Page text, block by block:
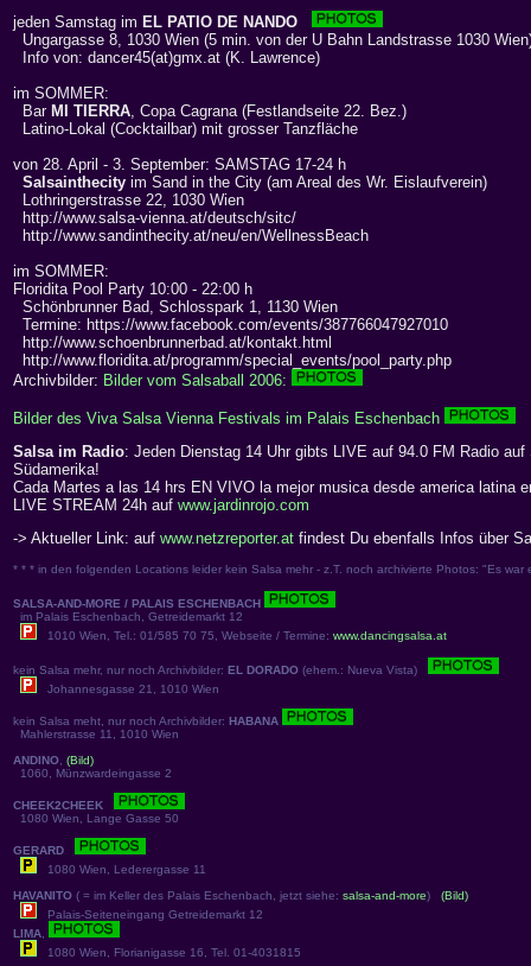
jeden Samstag im EL PATIO DE NANDO
Ungargasse 8, 1030 Wien (5 min. von der U Bahn Landstrasse 1030
Info von: dancer45(at)gmx.at (K. Lawrence)
im SOMMER:
Bar MI TIERRA, Copa Cagrana (Festlandseite 22. Bez.)
Latino-Lokal (Cocktailbar) mit grosser Tanzfläche
von 28. April - 3. September: SAMSTAG 17-24 h
Salsainthecity im Sand in the City (am Areal des Wr. Eislaufverein)
Lothringerstrasse 22, 1030 Wien
http://www.salsa-vienna.at/deutsch/sitc/
http://www.sandinthecity.at/neu/en/WellnessBeach
im SOMMER:
Floridita Pool Party 10:00 - 22:00 h
Schönbrunner Bad, Schlosspark 1, 1130 Wien
Termine: https://www.facebook.com/events/387766047927010
http://www.schoenbrunnerbad.at/kontakt.html
http://www.floridita.at/programm/special_events/pool_party.php
Archivbilder: Bilder vom Salsaball 2006:
Bilder des Viva Salsa Vienna Festivals im Palais Eschenbach
Salsa im Radio: Jeden Dienstag 14 Uhr gibts LIVE auf 94.0 FM Radio
Südamerika!
Cada Martes a las 14 hrs EN VIVO la mejor musica desde america latina
LIVE STREAM 24h auf www.jardinrojo.com
-> Aktueller Link: auf www.netzreporter.at findest Du ebenfalls Infos über
* * * in den folgenden Locations leider kein Salsa mehr - z.T. noch archivierte Photos: "Es war
SALSA-AND-MORE / PALAIS ESCHENBACH
im Palais Eschenbach, Getreidemarkt 12
1010 Wien, Tel.: 01/585 70 75, Webseite / Termine: www.dancingsalsa.at
kein Salsa mehr, nur noch Archivbilder: EL DORADO (ehem.: Nueva Vista)
Johannesgasse 21, 1010 Wien
kein Salsa meht, nur noch Archivbilder: HABANA
Mahlerstrasse 11, 1010 Wien
ANDINO, (Bild)
1060, Münzwardeingasse 2
CHEEK2CHEEK
1080 Wien, Lange Gasse 50
GERARD
1080 Wien, Lederergasse 11
HAVANITO ( = im Keller des Palais Eschenbach, jetzt siehe: salsa-and-more) (Bild)
Palais-Seiteneingang Getreidemarkt 12
LIMA,
1080 Wien, Florianigasse 16, Tel. 01-4031815